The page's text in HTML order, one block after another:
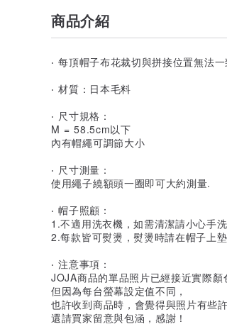
商品介紹
‧ 每頂帽子布花裁切與拼接位置無法
‧ 材質：日本毛料
‧ 尺寸規格：
M = 58.5cm以下
內有帽繩可調節大小
‧ 尺寸測量：
使用繩子繞額頭一圈即可大約測量.
‧ 帽子照顧：
1.不適用洗衣機，如需清潔請小心手
2.每款皆可熨燙，熨燙時請在帽子上
‧ 注意事項：
JOJA商品的單品照片已經接近實際顏
但因為每台螢幕設定值不同，
也許收到商品時，會覺得與照片有些
還請買家留意與包涵，感謝！